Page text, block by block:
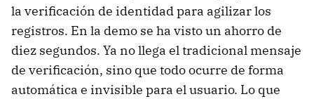
la verificación de identidad para agilizar los
registros. En la demo se ha visto un ahorro de
diez segundos. Ya no llega el tradicional mensaje
de verificación, sino que todo ocurre de forma
automática e invisible para el usuario. Lo que